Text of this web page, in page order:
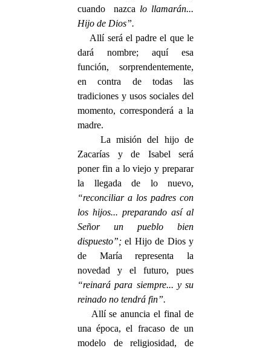
cuando nazca lo llamarán...
Hijo de Dios”.
Allí será el padre el que le
dará nombre; aquí esa
función, sorprendentemente,
en contra de todas las
tradiciones y usos sociales del
momento, corresponderá a la
madre.
La misión del hijo de
Zacarías y de Isabel será
poner fin a lo viejo y preparar
la llegada de lo nuevo,
“reconciliar a los padres con
los hijos... preparando así al
Señor un pueblo bien
dispuesto”;el Hijo de Dios y
de María representa la
novedad y el futuro, pues
“reinará para siempre... y su
reinado no tendrá fin”.
Allí se anuncia el final de
una época, el fracaso de un
modelo de religiosidad, de